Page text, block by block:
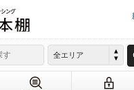
全エリア